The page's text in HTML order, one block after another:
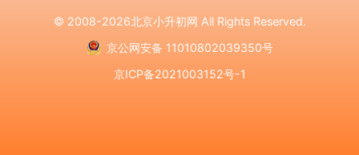
© 2008-2026北京小升初网 All Rights Reserved.
京公网安备 11010802039350号
京ICP备2021003152号-1